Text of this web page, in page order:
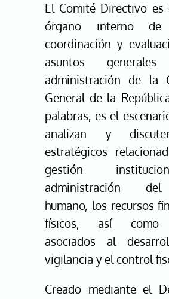
El Comité Directivo es
órgano interno de
coordinación y
asuntos
administración de la
General de la
palabras, es el
analizan y
estratégicos
gestión
administración
humano, los recursos
físicos, así como
asociados al
vigilancia y el control
Creado mediante el